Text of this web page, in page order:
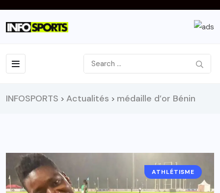
INFOSPORTS > Actualités > médaille d’or Bénin
ATHLÉTISME